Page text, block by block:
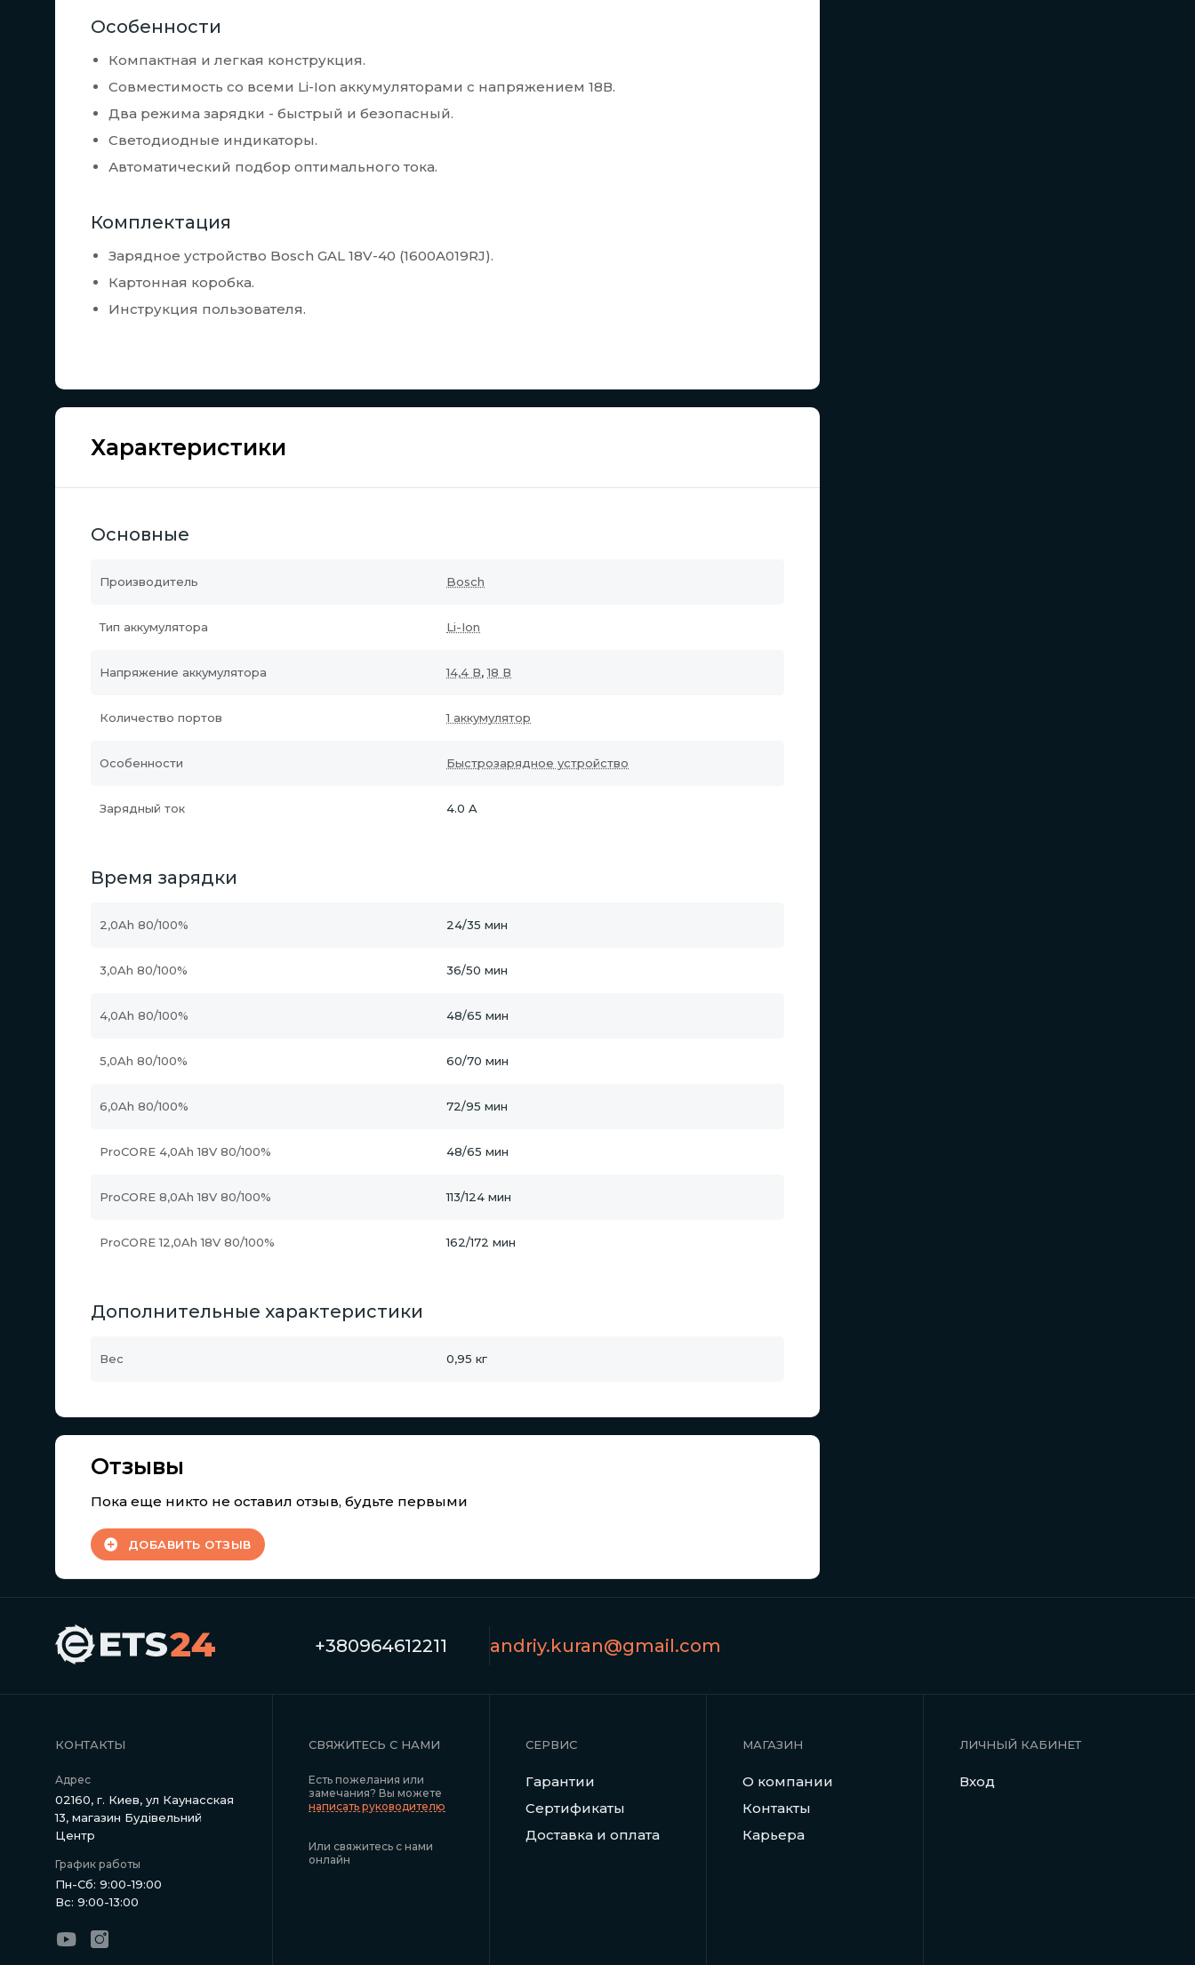
Особенности
Компактная и легкая конструкция.
Совместимость со всеми Li-Ion аккумуляторами с напряжением 18В.
Два режима зарядки - быстрый и безопасный.
Светодиодные индикаторы.
Автоматический подбор оптимального тока.
Комплектация
Зарядное устройство Bosch GAL 18V-40 (1600A019RJ).
Картонная коробка.
Инструкция пользователя.
Характеристики
Основные
Производитель Bosch
Тип аккумулятора Li-Ion
Напряжение аккумулятора 14,4 В,18 В
Количество портов 1 аккумулятор
Особенности Быстрозарядное устройство
Зарядный ток 4.0 A
Время зарядки
2,0Ah 80/100% 24/35 мин
3,0Ah 80/100% 36/50 мин
4,0Ah 80/100% 48/65 мин
5,0Ah 80/100% 60/70 мин
6,0Ah 80/100% 72/95 мин
ProCORE 4,0Ah 18V 80/100% 48/65 мин
ProCORE 8,0Ah 18V 80/100% 113/124 мин
ProCORE 12,0Ah 18V 80/100% 162/172 мин
Дополнительные характеристики
Вес 0,95 кг
Отзывы
Пока еще никто не оставил отзыв, будьте первыми
ДОБАВИТЬ ОТЗЫВ
+380964612211 andriy.kuran@gmail.com
КОНТАКТЫ
Адрес
02160, г. Киев, ул Каунасская
13, магазин Будівельний
Центр
График работы
Пн-Сб: 9:00-19:00
Вс: 9:00-13:00
СВЯЖИТЕСЬ С НАМИ
Есть пожелания или
замечания? Вы можете
написать руководителю
Или свяжитесь с нами
онлайн
СЕРВИС
Гарантии
Сертификаты
Доставка и оплата
МАГАЗИН
О компании
Контакты
Карьера
ЛИЧНЫЙ КАБИНЕТ
Вход